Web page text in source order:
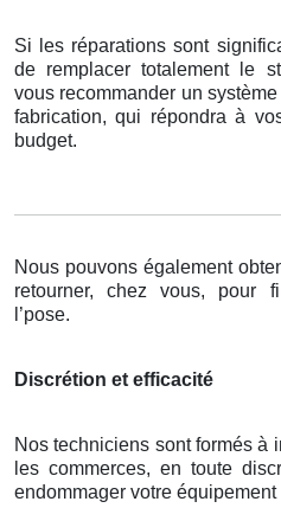
Si les réparations sont
de remplacer totalement le
vous recommander un
fabrication, qui répondra à
budget.
Nous pouvons également
retourner, chez vous, pour
l’pose.
Discrétion et efficacité
Nos techniciens sont formés à
les commerces, en toute
endommager votre